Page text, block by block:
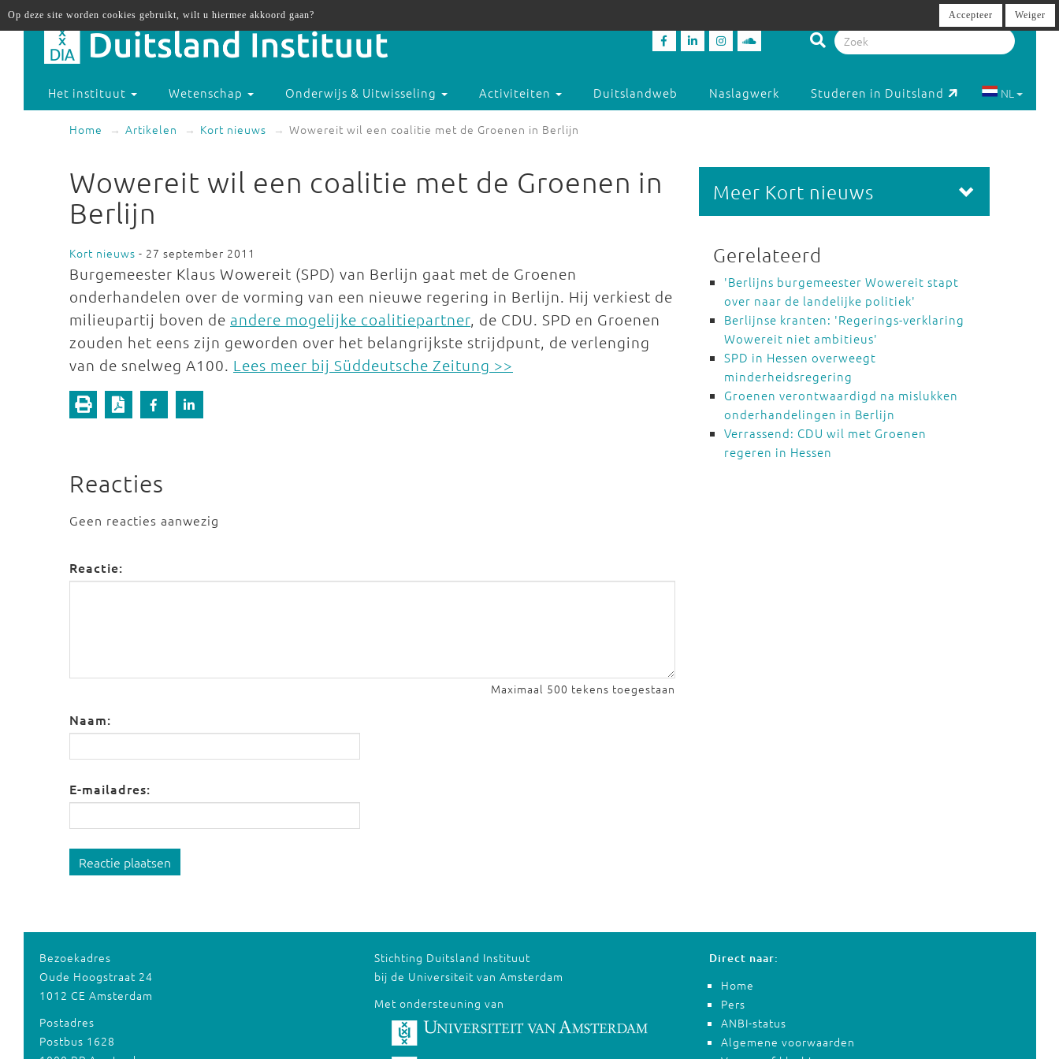
Het instituut Wetenschap Onderwijs & Uitwisseling Activiteiten Duitslandweb Naslagwerk Studeren in Duitsland NL
Home Artikelen Kort nieuws Wowereit wil een coalitie met de Groenen in Berlijn
Wowereit wil een coalitie met de Groenen in
Berlijn
Kort nieuws - 27 september 2011
Burgemeester Klaus Wowereit (SPD) van Berlijn gaat met de Groenen
onderhandelen over de vorming van een nieuwe regering in Berlijn. Hij verkiest de
milieupartij boven de andere mogelijke coalitiepartner, de CDU. SPD en Groenen
zouden het eens zijn geworden over het belangrijkste strijdpunt, de verlenging
van de snelweg A100. Lees meer bij Süddeutsche Zeitung >>
Reacties
Geen reacties aanwezig
Reactie:
Maximaal 500 tekens toegestaan
Naam:
E-mailadres:
Reactie plaatsen
Meer Kort nieuws
Gerelateerd
'Berlijns burgemeester Wowereit stapt
over naar de landelijke politiek'
Berlijnse kranten: 'Regerings-verklaring
Wowereit niet ambitieus'
SPD in Hessen overweegt
minderheidsregering
Groenen verontwaardigd na mislukken
onderhandelingen in Berlijn
Verrassend: CDU wil met Groenen
regeren in Hessen
Bezoekadres
Oude Hoogstraat 24
1012 CE Amsterdam
Postadres
Postbus 1628
Stichting Duitsland Instituut
bij de Universiteit van Amsterdam
Met ondersteuning van
Direct naar:
Home
Pers
ANBI-status
Algemene voorwaarden
Op deze site worden cookies gebruikt, wilt u hiermee akkoord gaan? Accepteer Weiger